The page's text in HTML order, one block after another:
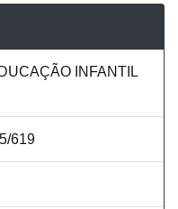
INFANTIL
619